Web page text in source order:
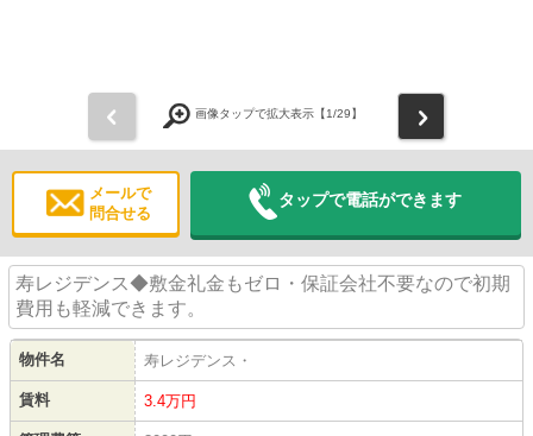
画像タップで拡大表示【1/29】
メールで
問合せる
タップで電話ができます
寿レジデンス◆敷金礼金もゼロ・保証会社不要なので初期
費用も軽減できます。
物件名 寿レジデンス・
賃料 3.4万円